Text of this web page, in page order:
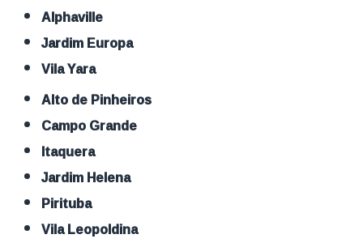
Alphaville
Jardim Europa
Vila Yara
Alto de Pinheiros
Campo Grande
Itaquera
Jardim Helena
Pirituba
Vila Leopoldina